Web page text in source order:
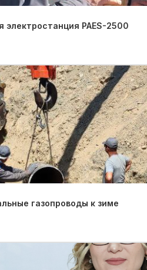
электростанция PAES-2500
газопроводы к зиме